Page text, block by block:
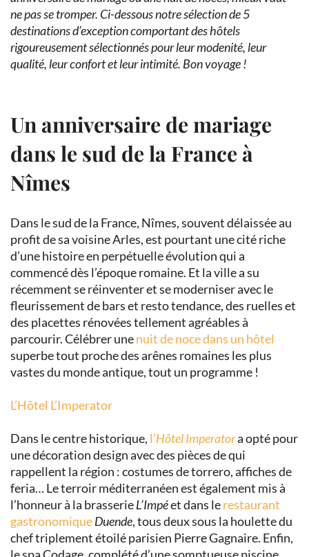
ne pas se tromper. Ci-dessous notre sélection de 5
destinations d’exception comportant des hôtels
rigoureusement sélectionnés pour leur modenité, leur
qualité, leur confort et leur intimité. Bon voyage !
Un anniversaire de mariage
dans le sud de la France à
Nîmes
Dans le sud de la France, Nîmes, souvent délaissée au
profit de sa voisine Arles, est pourtant une cité riche
d’une histoire en perpétuelle évolution qui a
commencé dès l’époque romaine. Et la ville a su
récemment se réinventer et se moderniser avec le
fleurissement de bars et resto tendance, des ruelles et
des placettes rénovées tellement agréables à
parcourir. Célébrer unenuit de noce dans un hôtel
superbe tout proche des arênes romaines les plus
vastes du monde antique, tout un programme !
L’Hôtel L’Imperator
Dans le centre historique, l’Hôtel Imperatora opté pour
une décoration design avec des pièces de qui
rappellent la région : costumes de torrero, affiches de
feria… Le terroir méditerranéen est également mis à
l’honneur à la brasserieL’Impéet dans lerestaurant
gastronomiqueDuende, tous deux sous la houlette du
chef triplement étoilé parisien Pierre Gagnaire. Enfin,